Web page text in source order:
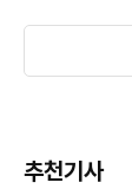
추천기사